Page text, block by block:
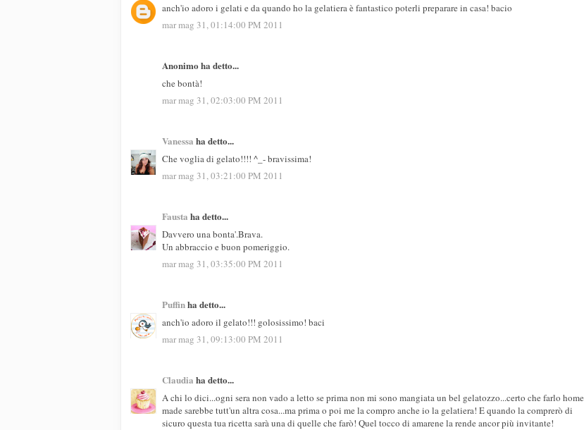
anch'io adoro i gelati e da quando ho la gelatiera è fantastico poterli preparare in casa! bacio
mar mag 31, 01:14:00 PM 2011
Anonimo ha detto...
che bontà!
mar mag 31, 02:03:00 PM 2011
Vanessa ha detto...
Che voglia di gelato!!!! ^_- bravissima!
mar mag 31, 03:21:00 PM 2011
Fausta ha detto...
Davvero una bonta'.Brava.
Un abbraccio e buon pomeriggio.
mar mag 31, 03:35:00 PM 2011
Puffinha detto...
anch'io adoro il gelato!!! golosissimo! baci
mar mag 31, 09:13:00 PM 2011
Claudia ha detto...
A chi lo dici...ogni sera non vado a letto se prima non mi sono mangiata un bel gelatozzo...certo che farlo home
made sarebbe tutt'un altra cosa...ma prima o poi me la compro anche io la gelatiera! E quando la comprerò di
sicuro questa tua ricetta sarà una di quelle che farò! Quel tocco di amarene la rende ancor più invitante!